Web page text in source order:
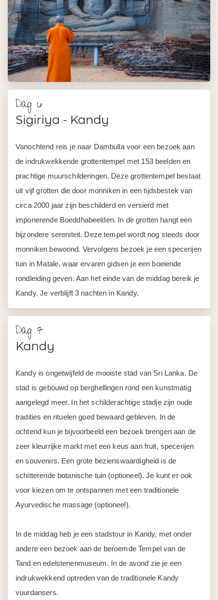
Dag 6
Sigiriya - Kandy
Vanochtend reis je naar Dambulla voor een bezoek aan
de indrukwekkende grottentempel met 153 beelden en
prachtige muurschilderingen. Deze grottentempel bestaat
uit vijf grotten die door monniken in een tijdsbestek van
circa 2000 jaar zijn beschilderd en versierd met
imponerende Boeddhabeelden. In de grotten hangt een
bijzondere sereniteit. Deze tempel wordt nog steeds door
monniken bewoond. Vervolgens bezoek je een specerijen
tuin in Matale, waar ervaren gidsen je een boeiende
rondleiding geven. Aan het einde van de middag bereik je
Kandy. Je verblijft 3 nachten in Kandy.
Dag 7
Kandy
Kandy is ongetwijfeld de mooiste stad van Sri Lanka. De
stad is gebouwd op berghellingen rond een kunstmatig
aangelegd meer. In het schilderachtige stadje zijn oude
tradities en rituelen goed bewaard gebleven. In de
ochtend kun je bijvoorbeeld een bezoek brengen aan de
zeer kleurrijke markt met een keus aan fruit, specerijen
en souvenirs. Een grote bezienswaardigheid is de
schitterende botanische tuin (optioneel). Je kunt er ook
voor kiezen om te ontspannen met een traditionele
Ayurvedische massage (optioneel).
In de middag heb je een stadstour in Kandy, met onder
andere een bezoek aan de beroemde Tempel van de
Tand en edelstenenmuseum. In de avond zie je een
indrukwekkend optreden van de traditionele Kandy
vuurdansers.